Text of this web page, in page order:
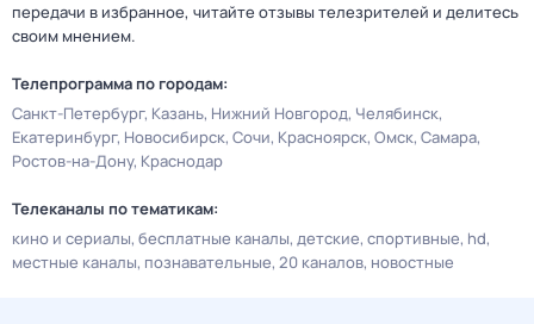
передачи в избранное, читайте отзывы телезрителей и делитесь
своим мнением.
Телепрограмма по городам:
Санкт-Петербург Казань Нижний Новгород Челябинск
Екатеринбург Новосибирск Сочи Красноярск Омск Самара
Ростов-на-Дону Краснодар
Телеканалы по тематикам:
кино и сериалы бесплатные каналы детские спортивные hd
местные каналы познавательные 20 каналов новостные